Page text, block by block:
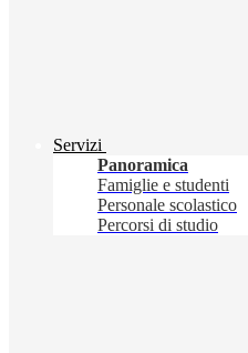
Servizi
Panoramica
Famiglie e studenti
Personale scolastico
Percorsi di studio